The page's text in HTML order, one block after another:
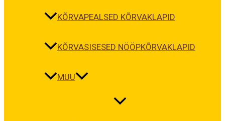
KÕRVAPEALSED KÕRVAKLAPID
KÕRVASISESED NÖÖPKÕRVAKLAPID
MUU